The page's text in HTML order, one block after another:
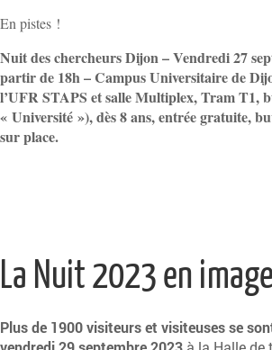
En pistes !
Nuit des chercheurs Dijon – Vendredi 27
partir de 18h – Campus Universitaire de
l’UFR STAPS et salle Multiplex, Tram T1,
« Université »), dès 8 ans, entrée gratuite,
sur place.
La Nuit 2023 en
Plus de 1900 visiteurs et visiteuses se